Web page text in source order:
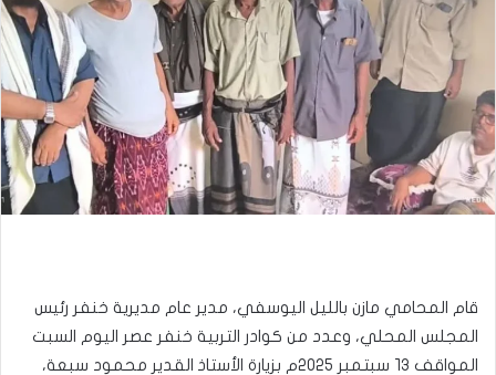
قام المحامي مازن بالليل اليوسفي، مدير عام مديرية خنفر رئيس
المجلس المحلي، وعدد من كوادر التربية خنفر عصر اليوم السبت
المواقف ١٣ سبتمبر ٢٠٢٥م بزيارة الأستاذ القدير محمود سبعة،